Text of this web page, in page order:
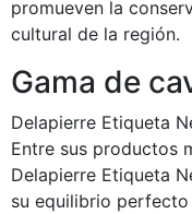
promueven la
cultural de la región.
Gama de
Delapierre Etiqueta
Entre sus productos
Delapierre Etiqueta
su equilibrio